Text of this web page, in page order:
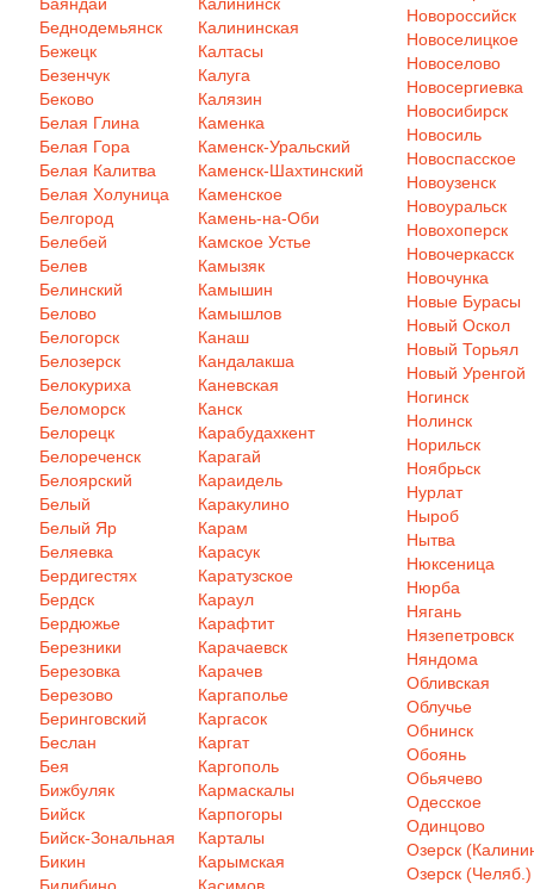
Беднодемьянск
Бежецк
Безенчук
Беково
Белая Глина
Белая Гора
Белая Калитва
Белая Холуница
Белгород
Белебей
Белев
Белинский
Белово
Белогорск
Белозерск
Белокуриха
Беломорск
Белорецк
Белореченск
Белоярский
Белый
Белый Яр
Беляевка
Бердигестях
Бердск
Бердюжье
Березники
Березовка
Березово
Беринговский
Беслан
Бея
Бижбуляк
Бийск
Бийск-Зональная
Бикин
Калининская
Калтасы
Калуга
Калязин
Каменка
Каменск-Уральский
Каменск-Шахтинский
Каменское
Камень-на-Оби
Камское Устье
Камызяк
Камышин
Камышлов
Канаш
Кандалакша
Каневская
Канск
Карабудахкент
Карагай
Караидель
Каракулино
Карам
Карасук
Каратузское
Караул
Карафтит
Карачаевск
Карачев
Каргаполье
Каргасок
Каргат
Каргополь
Кармаскалы
Карпогоры
Карталы
Карымская
Новороссийск
Новоселицкое
Новоселово
Новосергиевка
Новосибирск
Новосиль
Новоспасское
Новоузенск
Новоуральск
Новохоперск
Новочеркасск
Новочунка
Новые Бурасы
Новый Оскол
Новый Торьял
Новый Уренгой
Ногинск
Нолинск
Норильск
Ноябрьск
Нурлат
Ныроб
Нытва
Нюксеница
Нюрба
Нягань
Нязепетровск
Няндома
Обливская
Облучье
Обнинск
Обоянь
Обьячево
Одесское
Одинцово
Озерск
Озерск (Челяб.)